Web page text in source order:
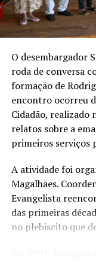
Em "MEIO
RELATED TOPICS:
UP NEXT
TJAC completa 63
no cidadão
DON'T MISS
sobre ponte que
O desembargador
roda de conversa
formação de
encontro ocorreu
Cidadão, realizado
relatos sobre a
primeiros serviços
A atividade foi
Magalhães.
Evangelista
das primeiras
no plebiscito que